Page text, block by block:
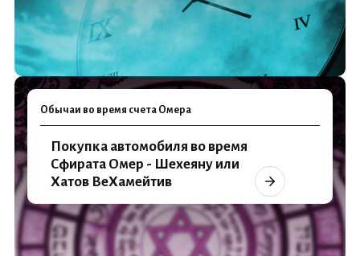
Обычаи во время счета Омера
Покупка автомобиля во время
Сфирата Омер - Шехеяну или
Хатов ВеХамейтив